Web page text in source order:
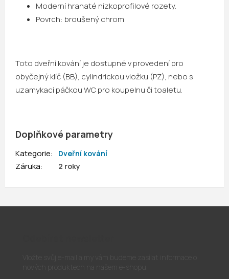
Moderní hranaté nízkoprofilové rozety.
Povrch: broušený chrom
Toto dveřní kování je dostupné v provedení pro
obyčejný klíč (BB), cylindrickou vložku (PZ), nebo s
uzamykací páčkou WC pro koupelnu či toaletu.
Doplňkové parametry
Kategorie: Dveřní kování
Záruka: 2 roky